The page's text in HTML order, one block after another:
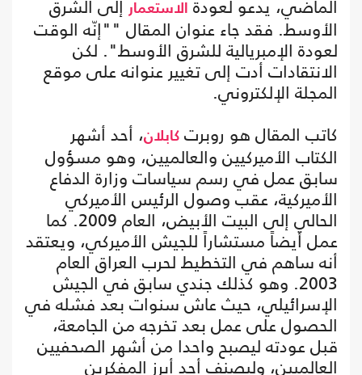
الماضي، يدعو لعودة الاستعمار إلى الشرق
الأوسط. فقد جاء عنوان المقال ""إنّه الوقت
لعودة الإمبريالية للشرق الأوسط". لكن
الانتقادات أدت إلى تغيير عنوانه على موقع
المجلة الإلكتروني.
كاتب المقال هو روبرت كابلان، أحد أشهر
الكتاب الأميركيين والعالميين، وهو مسؤول
سابق عمل في رسم سياسات وزارة الدفاع
الأميركية، عقب وصول الرئيس الأميركي
الحالي إلى البيت الأبيض، العام 2009. كما
عمل أيضاً مستشاراً للجيش الأميركي، ويعتقد
أنه ساهم في التخطيط لحرب العراق العام
2003. وهو كذلك جندي سابق في الجيش
الإسرائيلي، حيث عاش سنوات بعد فشله في
الحصول على عمل بعد تخرجه من الجامعة،
قبل عودته ليصبح واحدا من أشهر الصحفيين
العالميين، وليصنف أحد أبرز المفكرين